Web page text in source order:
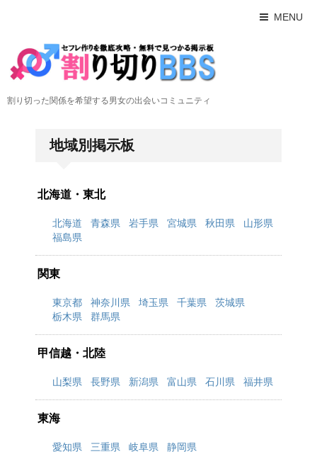
MENU
割り切った関係を希望する男女の出会いコミュニティ
地域別掲示板
北海道・東北
北海道 青森県 岩手県 宮城県 秋田県
山形県
福島県
関東
東京都 神奈川県 埼玉県 千葉県
茨城県
栃木県
群馬県
甲信越・北陸
山梨県 長野県 新潟県 富山県 石川県 福井県
東海
愛知県 三重県 岐阜県 静岡県